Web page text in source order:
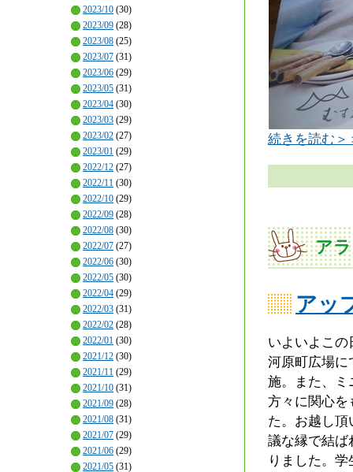
2023/10 (30)
2023/09 (28)
2023/08 (25)
2023/07 (31)
2023/06 (29)
2023/05 (31)
2023/04 (30)
2023/03 (29)
2023/02 (27)
2023/01 (29)
2022/12 (27)
2022/11 (30)
2022/10 (29)
2022/09 (28)
2022/08 (30)
2022/07 (27)
2022/06 (30)
2022/05 (30)
2022/04 (29)
2022/03 (31)
2022/02 (28)
2022/01 (30)
2021/12 (30)
2021/11 (29)
2021/10 (31)
2021/09 (28)
2021/08 (31)
2021/07 (29)
2021/06 (29)
2021/05 (31)
続きを読む＞
ア
アッ
いよいよこ
河原町広場に
施。また、ミ
方々に関心を
た。お越し
議な縁で結ば
りました。